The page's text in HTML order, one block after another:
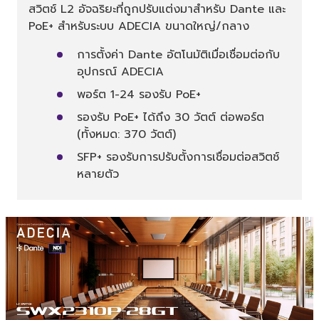
สวิตช์ L2 อัจฉริยะที่ถูกปรับแต่งมาสำหรับ Dante และ
PoE+ สำหรับระบบ ADECIA ขนาดใหญ่/กลาง
การตั้งค่า Dante อัตโนมัติเมื่อเชื่อมต่อกับ
อุปกรณ์ ADECIA
พอร์ต 1-24 รองรับ PoE+
รองรับ PoE+ ได้ถึง 30 วัตต์ ต่อพอร์ต
(ทั้งหมด: 370 วัตต์)
SFP+ รองรับการปรับตั้งการเชื่อมต่อสวิตช์
หลายตัว